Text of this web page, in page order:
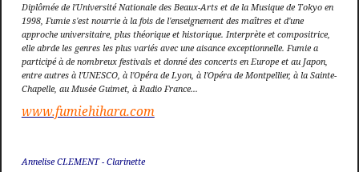
Diplômée de l'Université Nationale des Beaux-Arts et de la Musique de Tokyo en
1998, Fumie s'est nourrie à la fois de l'enseignement des maîtres et d'une
approche universitaire, plus théorique et historique. Interprète et compositrice,
elle abrde les genres les plus variés avec une aisance exceptionnelle. Fumie a
participé à de nombreux festivals et donné des concerts en Europe et au Japon,
entre autres à l'UNESCO, à l'Opéra de Lyon, à l'Opéra de Montpellier, à la Sainte-
Chapelle, au Musée Guimet, à Radio France...
www.fumiehihara.com
Annelise CLEMENT - Clarinette